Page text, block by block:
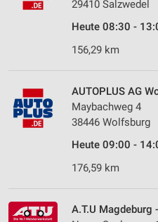
29410 Salzwedel
Heute 08:30 -
156,29 km
AUTOPLUS AG
Maybachweg 4
38446 Wolfsburg
Heute 09:00 -
176,59 km
A.T.U Magdeburg